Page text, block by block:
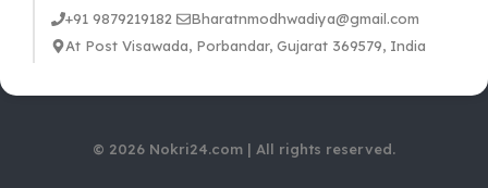
+91 9879219182
Bharatnmodhwadiya@gmail.com
At Post Visawada, Porbandar, Gujarat 369579, India
© 2026 Nokri24.com | All rights reserved.